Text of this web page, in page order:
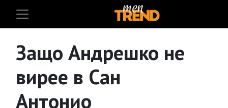
Защо Андрешко не
вирее в Сан
Антонио